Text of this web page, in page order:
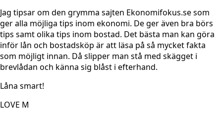
Jag tipsar om den grymma sajten Ekonomifokus.se som
ger alla möjliga tips inom ekonomi. De ger även bra börs
tips samt olika tips inom bostad. Det bästa man kan göra
inför lån och bostadsköp är att läsa på så mycket fakta
som möjligt innan. Då slipper man stå med skägget i
brevlådan och känna sig blåst i efterhand.
Låna smart!
LOVE M